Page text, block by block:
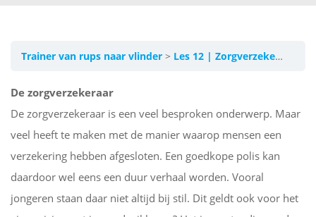
Trainer van rups naar vlinder Les 12 | Zorgverzekeraars
De zorgverzekeraar
De zorgverzekeraar is een veel besproken onderwerp. Maar
veel heeft te maken met de manier waarop mensen een
verzekering hebben afgesloten. Een goedkope polis kan
daardoor wel eens een duur verhaal worden. Vooral
jongeren staan daar niet altijd bij stil. Dit geldt ook voor het